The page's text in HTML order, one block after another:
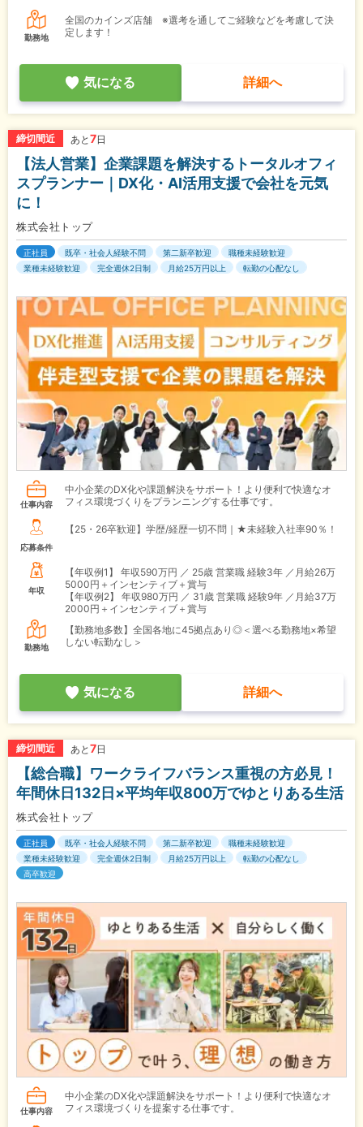
勤務地
全国のカインズ店舗 ※選考を通してご経験などを考慮して決
定します！
気になる 詳細へ
締切間近 あと 7日
【法人営業】企業課題を解決するトータルオフィ
スプランナー｜DX化・AI活用支援で会社を元気
に！
株式会社トップ
正社員 既卒・社会人経験不問 第二新卒歓迎
職種未経験歓迎
業種未経験歓迎
完全週休2日制 月給25万円以上 転勤の心配なし
仕事内容
中小企業のDX化や課題解決をサポート！より便利で快適なオ
フィス環境づくりをプランニングする仕事です。
応募条件
【25・26卒歓迎】学歴/経歴一切不問｜★未経験入社率90％！
年収
【年収例1】
年収590万円 ／ 25歳 営業職 経験3年 ／月給26万
5000円＋インセンティブ＋賞与
【年収例2】
年収980万円 ／ 31歳 営業職 経験9年 ／月給37万
2000円＋インセンティブ＋賞与
勤務地
【勤務地多数】全国各地に45拠点あり◎＜選べる勤務地×希望
しない転勤なし＞
気になる 詳細へ
締切間近 あと 7日
【総合職】ワークライフバランス重視の方必見！
年間休日132日×平均年収800万でゆとりある生活
株式会社トップ
正社員 既卒・社会人経験不問 第二新卒歓迎
職種未経験歓迎
業種未経験歓迎
完全週休2日制 月給25万円以上
転勤の心配なし
高卒歓迎
仕事内容
中小企業のDX化や課題解決をサポート！より便利で快適なオ
フィス環境づくりを提案する仕事です。